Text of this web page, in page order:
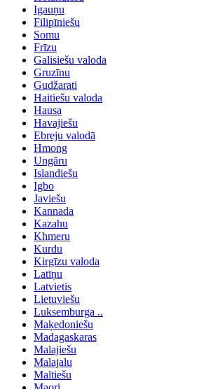
Igauņu
Filipīniešu
Somu
Frīzu
Galisiešu valoda
Gruzīnu
Gudžarati
Haitiešu valoda
Hausa
Havajiešu
Ebreju valodā
Hmong
Ungāru
Islandiešu
Igbo
Javiešu
Kannada
Kazahu
Khmeru
Kurdu
Kirgīzu valoda
Latīņu
Latvietis
Lietuviešu
Luksemburga ..
Maķedoniešu
Madagaskaras
Malajiešu
Malajalu
Maltiešu